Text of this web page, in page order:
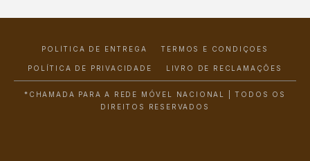
POLÍTICA DE ENTREGA TERMOS E CONDIÇÕES
POLÍTICA DE PRIVACIDADE LIVRO DE RECLAMAÇÕES
*CHAMADA PARA A REDE MÓVEL NACIONAL | TODOS OS
DIREITOS RESERVADOS